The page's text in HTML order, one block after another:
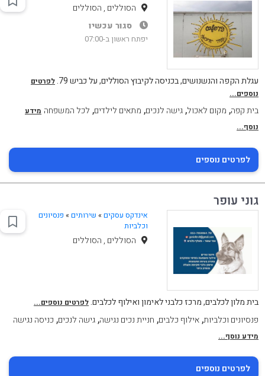
הסוללים , הסוללים
סגור עכשיו
יפתח ראשון ב-07:00
עגלת הקפה והנשנושים, בכניסה לקיבוץ הסוללים, על כביש 79.
לפרטים
נוספים...
בית קפה, מקום לאכול,גישה לנכים, מתאים לילדים, לכל המשפחה מידע
נוסף...
לפרטים נוספים
גוני עופר
אינדקס עסקים » שירותים» פנסיונים
וכלביות
הסוללים , הסוללים
בית מלון לכלבים, מרכז כלבני לאימון ואילוף לכלבים.לפרטים נוספים...
פנסיונים וכלביות,אילוף כלבים, חניית נכים נגישה,גישה לנכים, כניסה נגישה
מידע נוסף...
לפרטים נוספים